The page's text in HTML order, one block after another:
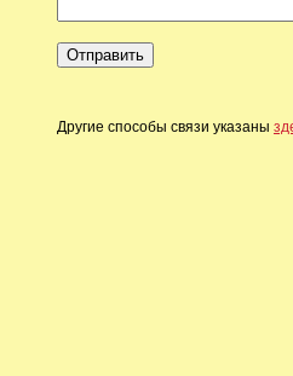
Другие способы связи указаны